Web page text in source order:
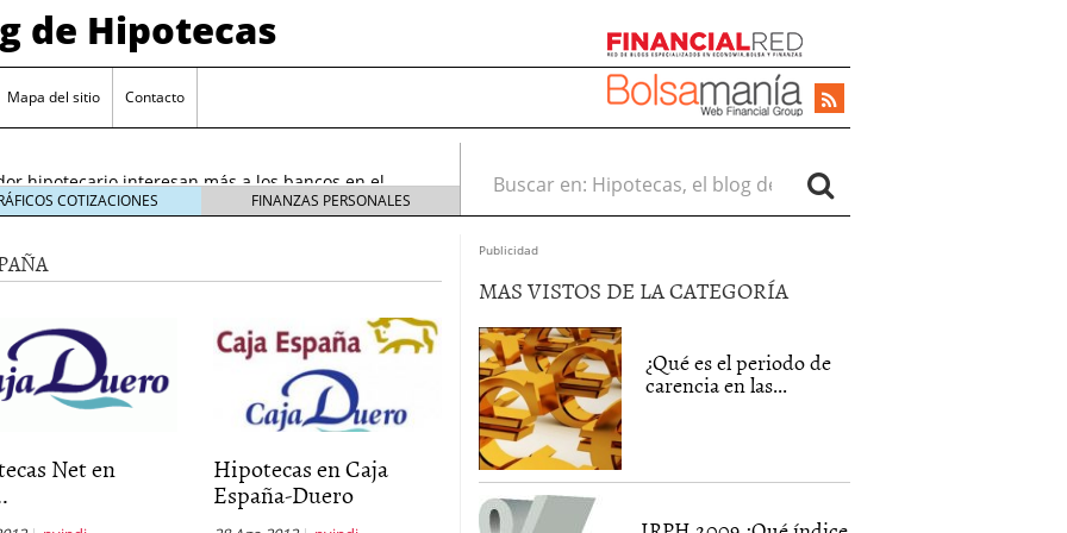
de Hipotecas
Mapa del sitio Contacto
analistas sitúan el índice entre 2,25 % y 2,30 %
sobre el sobreendeudamiento inmobiliario
hipotecario interesan más a los bancos en el
en España: requisitos y condiciones actuales
¿Cómo afectan a la compra de vivienda en
analistas sitúan el índice entre 2,25 % y 2,30 %
sobre el sobreendeudamiento inmobiliario
COTIZACIONES FINANZAS PERSONALES
Buscar en:
Net en Hipotecas en Caja
España-Duero
Publicidad
MAS VISTOS DE LA CATEGORÍA
¿Qué es el periodo de
carencia en las...